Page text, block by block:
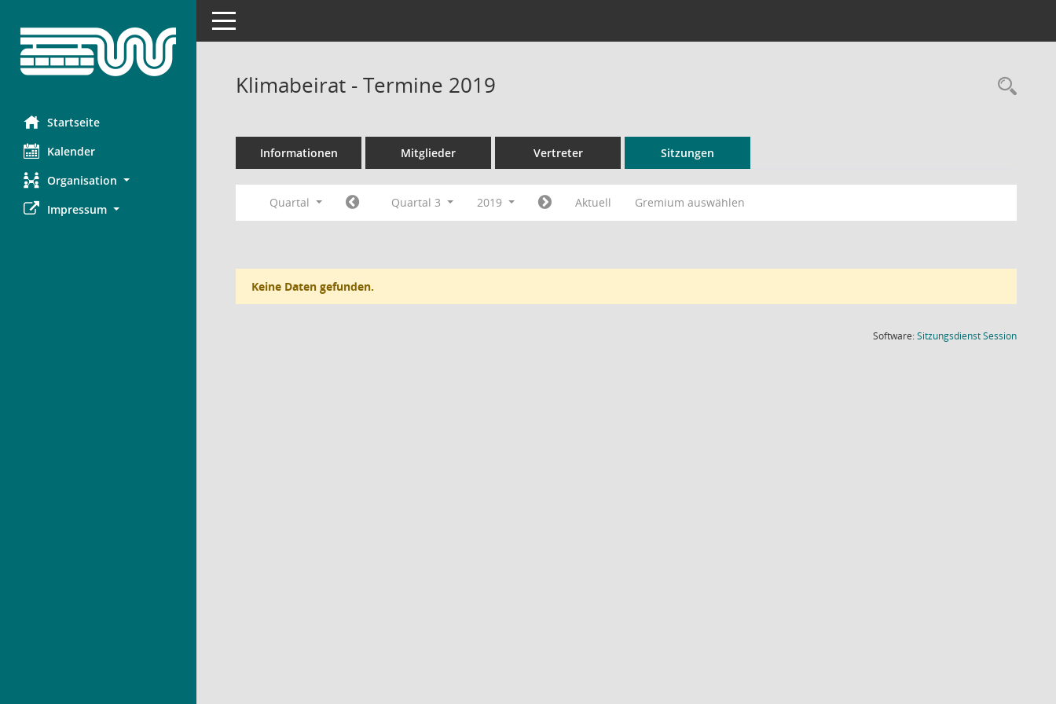
Startseite
Kalender
Organisation
Impressum
Toggle navigation
Klimabeirat - Termine 2019
Informationen Mitglieder Vertreter Sitzungen
Quartal Quartal 3 2019 Aktuell Gremium auswählen
Keine Daten gefunden.
Software:SitzungsdienstSession(Wird in